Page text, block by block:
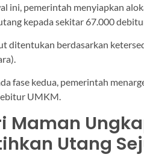
ini, pemerintah menyiapkan
kepada sekitar 67.000
ditentukan berdasarkan
fase kedua, pemerintah
UMKM.
Maman
Utang